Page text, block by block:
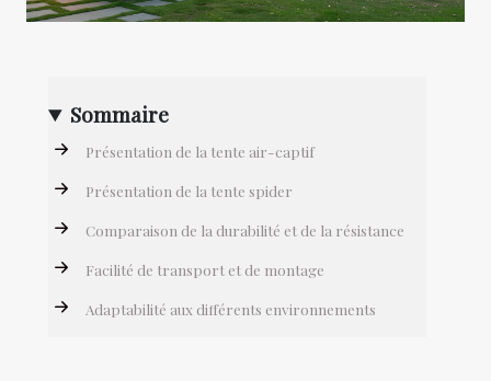
Sommaire
Présentation de la tente air-captif
Présentation de la tente spider
Comparaison de la durabilité et de la résistance
Facilité de transport et de montage
Adaptabilité aux différents environnements